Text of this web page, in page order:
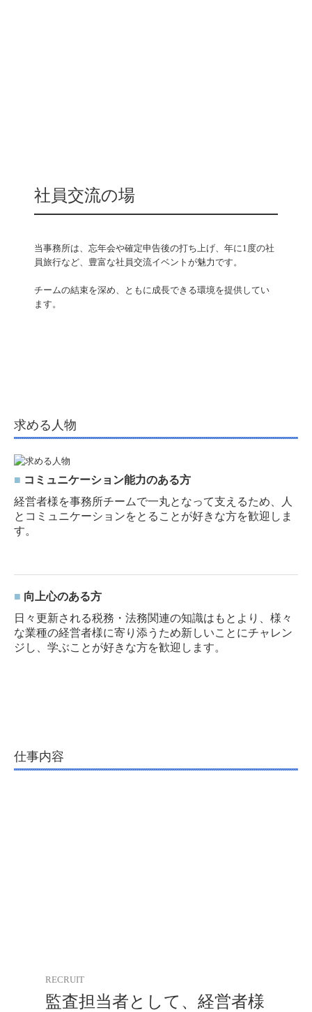
社員交流の場
当事務所は、忘年会や確定申告後の打ち上げ、年に1度の社
員旅行など、豊富な社員交流イベントが魅力です。
チームの結束を深め、ともに成長できる環境を提供してい
ます。
求める人物
■ コミュニケーション能力のある方
経営者様を事務所チームで一丸となって支えるため、人
とコミュニケーションをとることが好きな方を歓迎しま
す。
■ 向上心のある方
日々更新される税務・法務関連の知識はもとより、様々
な業種の経営者様に寄り添うため新しいことにチャレン
ジし、学ぶことが好きな方を歓迎します。
仕事内容
RECRUIT
監査担当者として、経営者様